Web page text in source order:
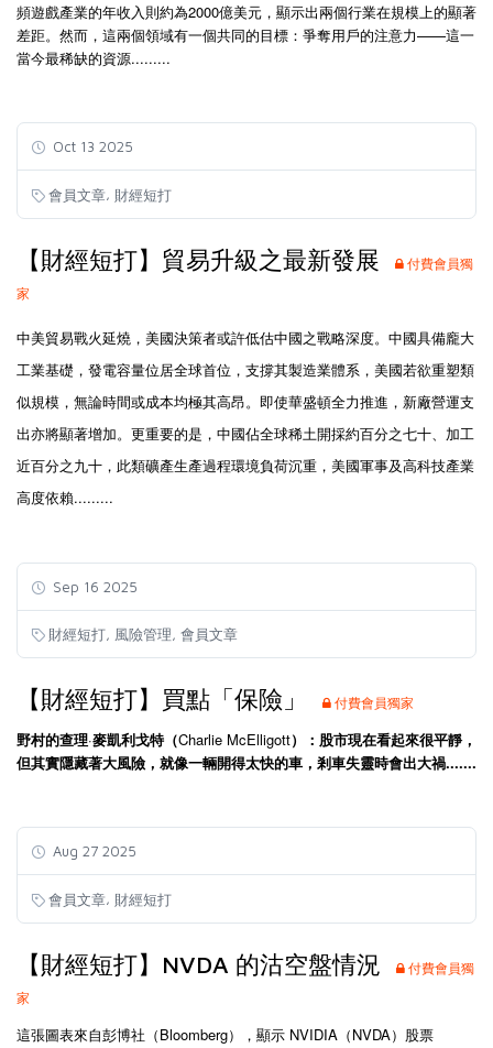
頻遊戲產業的年收入則約為2000億美元，顯示出兩個行業在規模上的顯著
差距。然而，這兩個領域有一個共同的目標：爭奪用戶的注意力——這一
當今最稀缺的資源.........
Oct 13 2025
會員文章, 財經短打
【財經短打】貿易升級之最新發展
付費會員獨
家
中美貿易戰火延燒，美國決策者或許低估中國之戰略深度。中國具備龐大
工業基礎，發電容量位居全球首位，支撐其製造業體系，美國若欲重塑類
似規模，無論時間或成本均極其高昂。即使華盛頓全力推進，新廠營運支
出亦將顯著增加。更重要的是，中國佔全球稀土開採約百分之七十、加工
近百分之九十，此類礦產生產過程環境負荷沉重，美國軍事及高科技產業
高度依賴.........
Sep 16 2025
財經短打 風險管理 會員文章
【財經短打】買點「保險」 付費會員獨家
野村的查理·麥凱利戈特（Charlie McElligott）：股市現在看起來很平靜，
但其實隱藏著大風險，就像一輛開得太快的車，剎車失靈時會出大禍.......
Aug 27 2025
會員文章, 財經短打
【財經短打】NVDA 的沽空盤情況
付費會員獨
家
這張圖表來自彭博社（Bloomberg），顯示 NVIDIA （NVDA）股票